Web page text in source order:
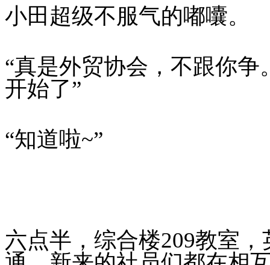
小田超级不服气的嘟囔。
“真是外贸协会，不跟你
开始了”
“知道啦~”
六点半，综合楼209教室